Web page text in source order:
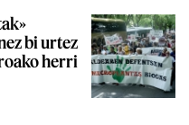
bi urtez
herri